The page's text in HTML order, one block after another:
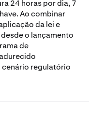
24 horas por dia, 7
Ao combinar
da lei e
o lançamento
de
regulatório